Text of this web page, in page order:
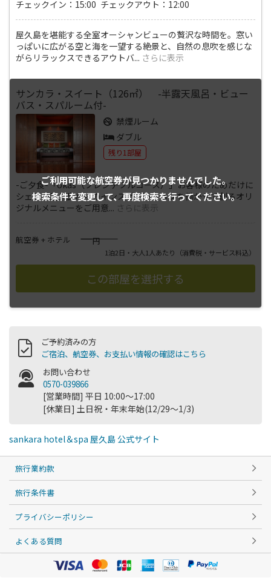
チェックイン：15:00 チェックアウト：12:00
屋久島を堪能する全室オーシャンビューの贅沢な時間を。窓い
っぱいに広がる空と海を一望する絶景と、自然の息吹を感じな
がらリラックスできるアウトバ... さらに表示
ご利用可能な航空券が見つかりませんでした。
検索条件を変更して、再度検索を行ってください。
サンカラ・スイート（126㎡） -半露天風呂・ビュー
バス・スパルーム付-
禁煙ルーム
ダブル
残り1部屋
-ご夕食-「okas（フレンチフルコース）」お客様のためだけに
シェフが屋久島からのインスピレーションを働かせて創るオリ
ジナルメニューをご用意... さらに表示
航空券 + ホテル ――――円
1泊2日・大人1人あたり （消費税・サービス料込）
ご予約済みの方
ご宿泊、航空券、お支払い情報の確認はこちら
お問い合わせ
0570-039866
[営業時間] 平日 10:00～17:00
[休業日] 土日祝・年末年始(12/29～1/3)
sankara hotel＆spa 屋久島 公式サイト
旅行業約款
旅行条件書
プライバシーポリシー
よくある質問